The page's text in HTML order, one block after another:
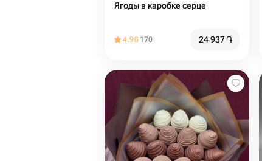
Ягоды в каробке серце
4.98 170 24 937֏